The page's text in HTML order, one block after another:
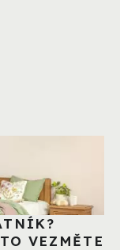
VEZMĚTE